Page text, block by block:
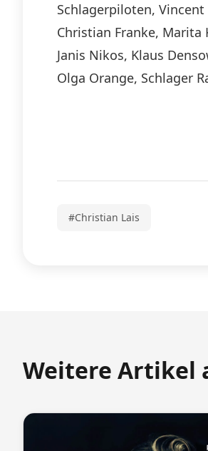
Schlagerpiloten, Vincent
Christian Franke, Marita
Janis Nikos, Klaus
Olga Orange, Schlager
#Christian Lais
Weitere Artikel